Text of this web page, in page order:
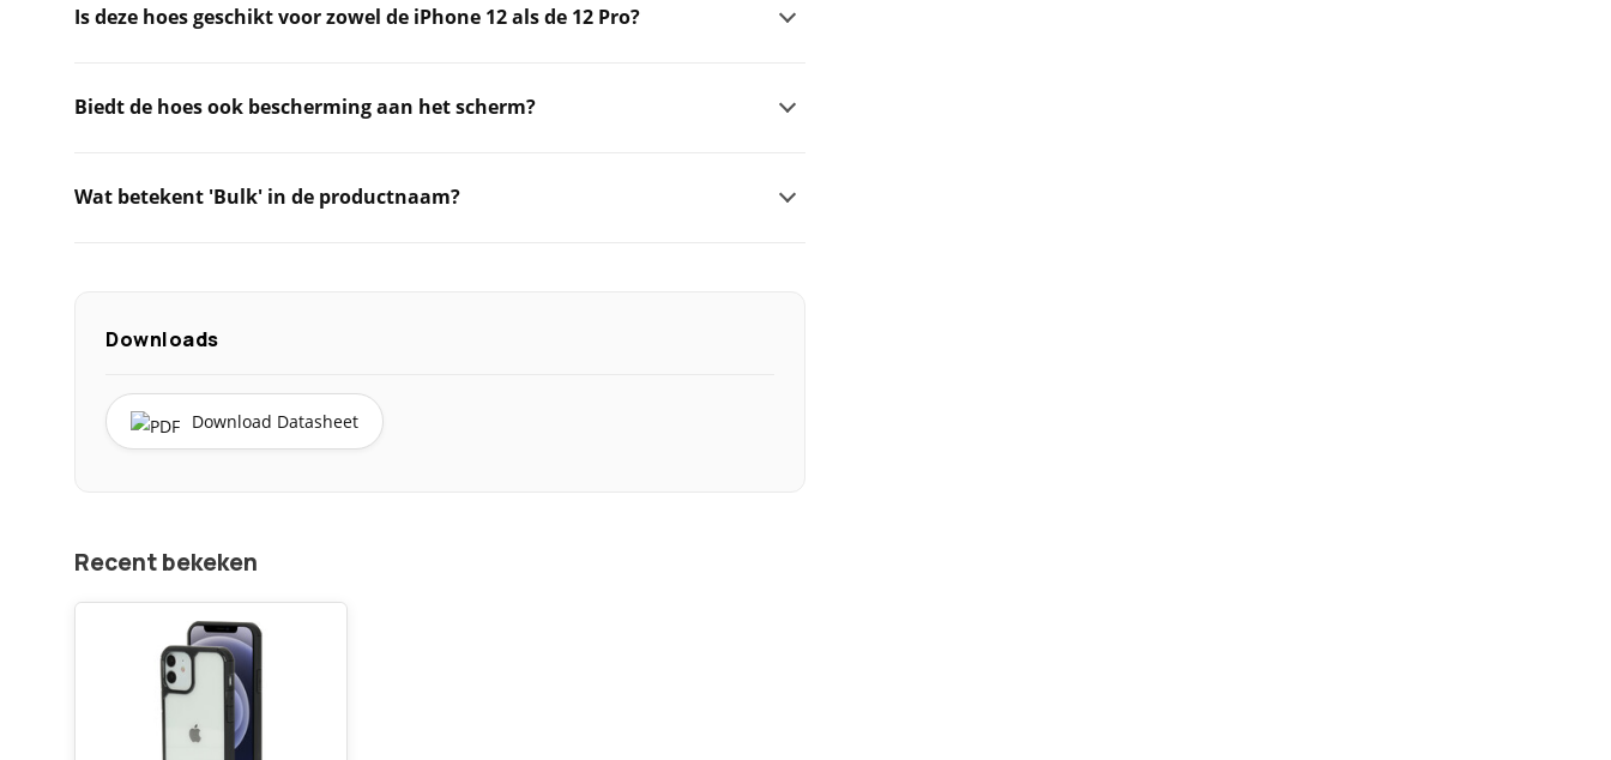
Is deze hoes geschikt voor zowel de iPhone 12 als de 12 Pro?
Biedt de hoes ook bescherming aan het scherm?
Wat betekent 'Bulk' in de productnaam?
Downloads
Download Datasheet
Recent bekeken